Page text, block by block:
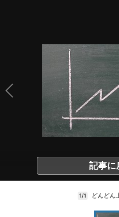
記事に
1/1 どんどん